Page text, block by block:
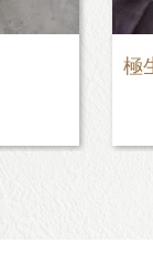
パン 極